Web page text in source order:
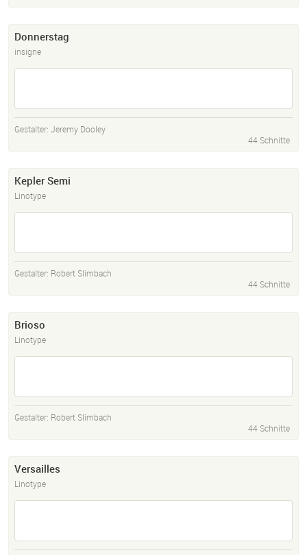
Donnerstag
insigne
Gestalter: Jeremy Dooley
44 Schnitte
Kepler Semi
Linotype
Gestalter: Robert Slimbach
44 Schnitte
Brioso
Linotype
Gestalter: Robert Slimbach
44 Schnitte
Versailles
Linotype